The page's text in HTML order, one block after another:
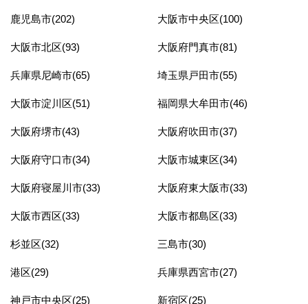
鹿児島市(202) 大阪市中央区(100)
大阪市北区(93) 大阪府門真市(81)
兵庫県尼崎市(65) 埼玉県戸田市(55)
大阪市淀川区(51) 福岡県大牟田市(46)
大阪府堺市(43) 大阪府吹田市(37)
大阪府守口市(34) 大阪市城東区(34)
大阪府寝屋川市(33) 大阪府東大阪市(33)
大阪市西区(33) 大阪市都島区(33)
杉並区(32) 三島市(30)
港区(29) 兵庫県西宮市(27)
神戸市中央区(25) 新宿区(25)